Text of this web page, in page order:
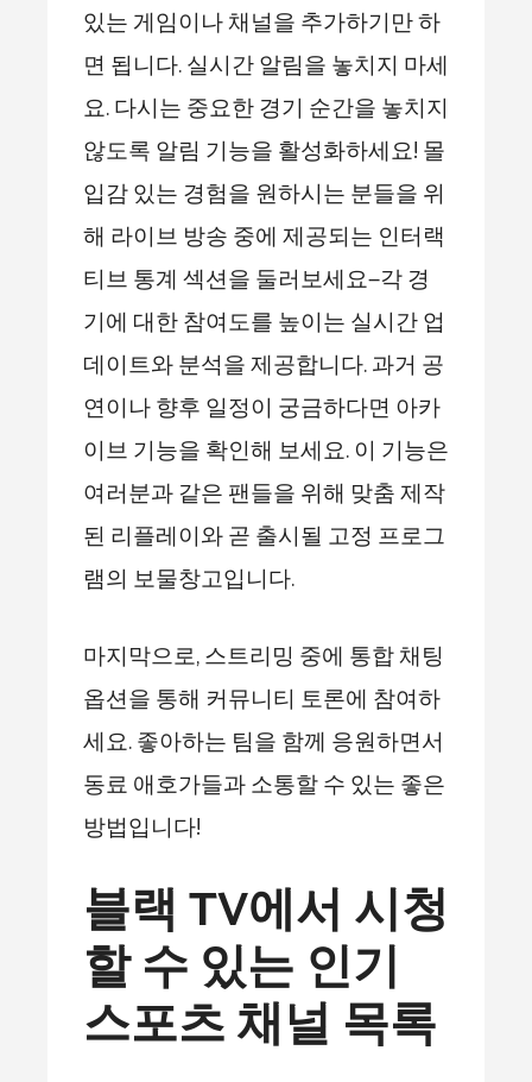
있는 게임이나 채널을 추가하기만 하
면 됩니다. 실시간 알림을 놓치지 마세
요. 다시는 중요한 경기 순간을 놓치지
않도록 알림 기능을 활성화하세요! 몰
입감 있는 경험을 원하시는 분들을 위
해 라이브 방송 중에 제공되는 인터랙
티브 통계 섹션을 둘러보세요—각 경
기에 대한 참여도를 높이는 실시간 업
데이트와 분석을 제공합니다. 과거 공
연이나 향후 일정이 궁금하다면 아카
이브 기능을 확인해 보세요. 이 기능은
여러분과 같은 팬들을 위해 맞춤 제작
된 리플레이와 곧 출시될 고정 프로그
램의 보물창고입니다.
마지막으로, 스트리밍 중에 통합 채팅
옵션을 통해 커뮤니티 토론에 참여하
세요. 좋아하는 팀을 함께 응원하면서
동료 애호가들과 소통할 수 있는 좋은
방법입니다!
블랙 TV에서 시청
할 수 있는 인기
스포츠 채널 목록